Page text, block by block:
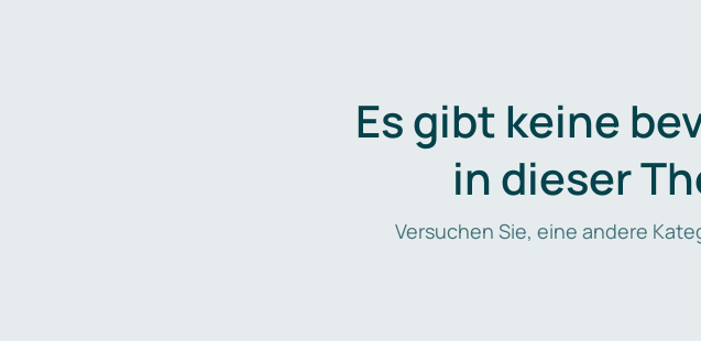
Es gibt keine
in dieser
Versuchen Sie, eine andere